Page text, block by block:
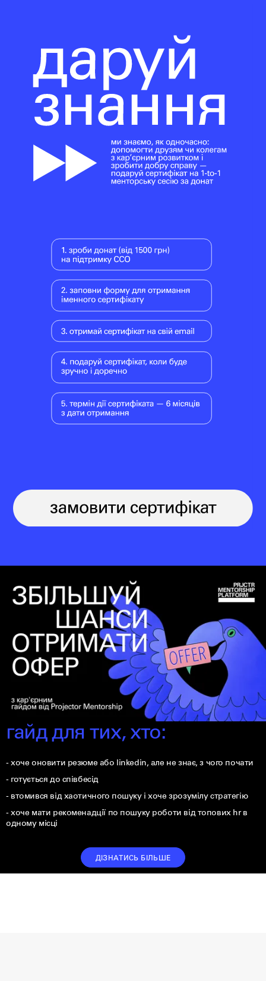
гайд для тих, хто:
- хоче оновити резюме або linkedin, але не знає, з чого почати
- готується до співбесід
- втомився від хаотичного пошуку і хоче зрозумілу стратегію
- хоче мати рекоменадції по пошуку роботи від топових hr в
одному місці
ДІЗНАТИСЬ БІЛЬШЕ